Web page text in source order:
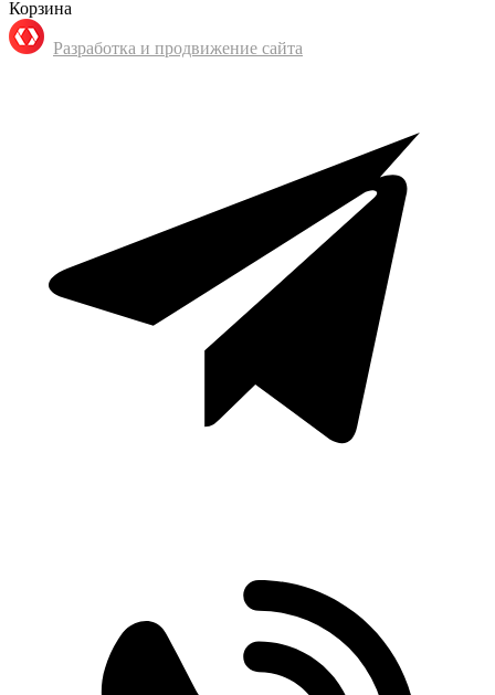
Корзина
Разработка и продвижение сайта